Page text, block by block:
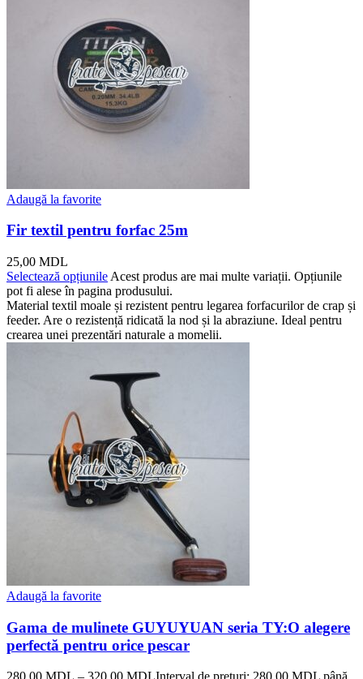
Adaugă la favorite
Fir textil pentru forfac 25m
25,00 MDL
Selectează opțiunile Acest produs are mai multe variații. Opțiunile
pot fi alese în pagina produsului.
Material textil moale și rezistent pentru legarea forfacurilor de crap și
feeder. Are o rezistență ridicată la nod și la abraziune. Ideal pentru
crearea unei prezentări naturale a momelii.
Adaugă la favorite
Gama de mulinete GUYUYUAN seria TY:O alegere
perfectă pentru orice pescar